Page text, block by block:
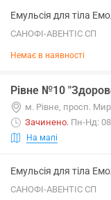
Емульсія для тіла
САНОФІ-АВЕНТІС СП
Немає в наявності
Рівне №10
м. Рівне, просп.
Зачинено. Пн-Нд:
На мапі
Емульсія для тіла
САНОФІ-АВЕНТІС СП